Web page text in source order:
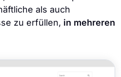
als auch
zu erfüllen, in mehreren